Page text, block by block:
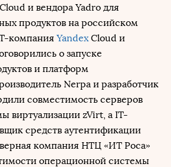
и вендора Yadro для
продуктов на российском
компания YandexCloud и
о запуске
и платформ
Nerpa и разработчик
совместимость серверов
виртуализации zVirt, а IT-
средств аутентификации
компания НТЦ «ИТ Роса»
операционной системы